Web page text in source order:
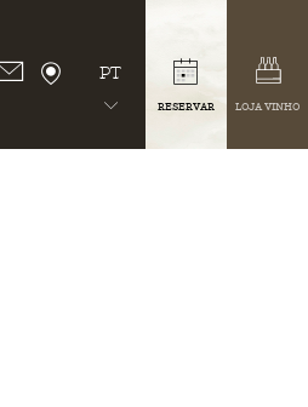
PT
RESERVAR LOJA VINHO